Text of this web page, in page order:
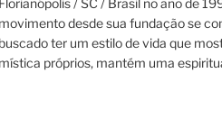
Florianópolis / SC / Brasil no ano de
movimento desde sua fundação se
buscado ter um estilo de vida que
mística próprios, mantém uma